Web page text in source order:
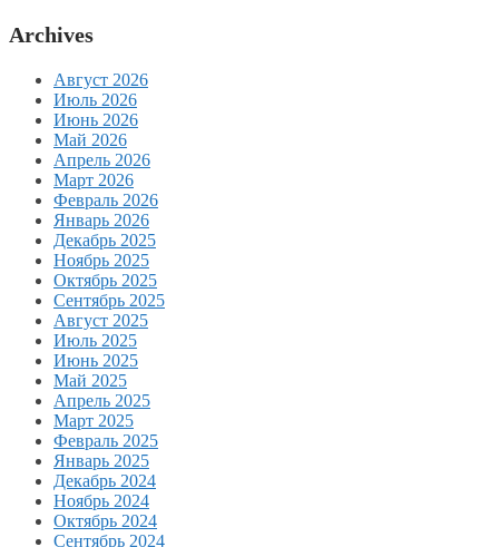
Archives
Август 2026
Июль 2026
Июнь 2026
Май 2026
Апрель 2026
Март 2026
Февраль 2026
Январь 2026
Декабрь 2025
Ноябрь 2025
Октябрь 2025
Сентябрь 2025
Август 2025
Июль 2025
Июнь 2025
Май 2025
Апрель 2025
Март 2025
Февраль 2025
Январь 2025
Декабрь 2024
Ноябрь 2024
Октябрь 2024
Сентябрь 2024